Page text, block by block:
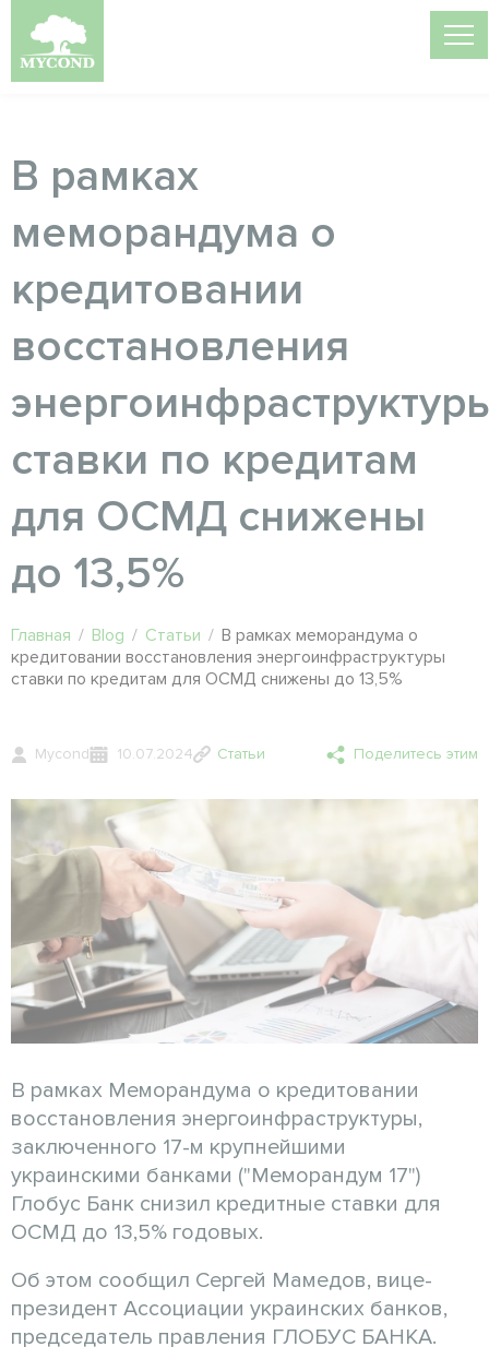
В рамках
меморандума о
кредитовании
восстановления
ставки по кредитам
для ОСМД снижены
до 13,5%
Главная / Blog / Статьи / В рамках меморандума о
кредитовании восстановления энергоинфраструктуры
ставки по кредитам для ОСМД снижены до 13,5%
Mycond 10.07.2024 Статьи Поделитесь этим
В рамках Меморандума о кредитовании
восстановления энергоинфраструктуры,
заключенного 17-м крупнейшими
украинскими банками ("Меморандум 17")
Глобус Банк снизил кредитные ставки для
ОСМД до 13,5% годовых.
Об этом сообщил Сергей Мамедов, вице-
президент Ассоциации украинских банков,
председатель правления ГЛОБУС БАНКА.